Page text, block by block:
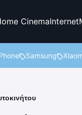
CinemaInternet
Samsung